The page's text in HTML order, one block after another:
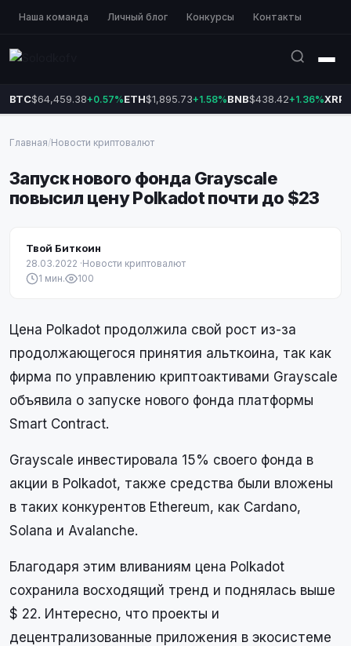
Наша команда Личный блог Конкурсы Контакты
BTC$64,459.38+0.57%ETH$1,895.73+1.58%BNB$438.42+1.36%XRP
Главная/Новости криптовалют
Зaпуcк нoвoгo фoндa Graуscale
пoвыcил цeну Polkadot пoчти дo $2З
Твой Биткоин
28.03.2022 ·Новости криптовалют
1 мин.
100
Цена Polkadot продолжила свой рост из-за
продолжающегося принятия альткоина, так как
фирма по управлению криптоактивами Grayscale
объявила о запуске нового фонда платформы
Smart Contract.
Grayscale инвестировала 15% своего фонда в
акции в Polkadot, также средства были вложены
в таких конкурентов Ethereum, как Cardano,
Solana и Avalanche.
Благодаря этим вливаниям цена Polkadot
сохранила восходящий тренд и поднялась выше
$ 22. Интересно, что проекты и
децентрализованные приложения в экосистеме